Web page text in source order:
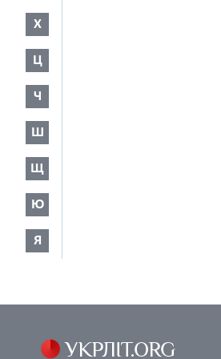
Х
Ц
Ч
Ш
Щ
Ю
Я